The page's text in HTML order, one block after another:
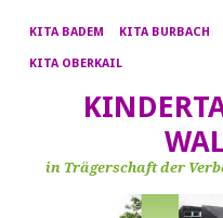
KITA BADEM KITA BURBACH
KITA OBERKAIL
in Trägerschaft der